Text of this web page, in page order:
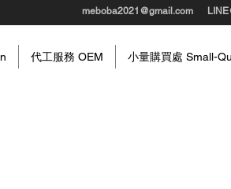
meboba2021@gmail.com
代工服務 OEM 小量購買處 Small-